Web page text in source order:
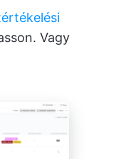
Vagy